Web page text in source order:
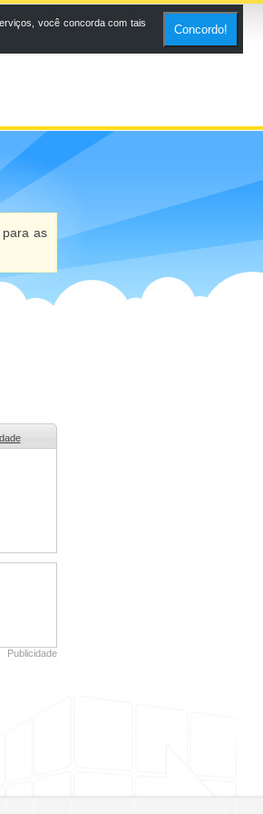
para as
Publicidade
você concorda com tais
Concordo!